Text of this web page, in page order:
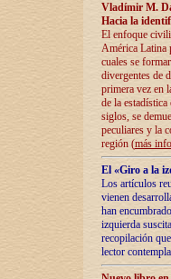
Vladímir M.
Hacia la
El enfoque
América Latina
cuales se
divergentes de
primera vez en
de la
siglos, se
peculiares y la
región (más
El «Giro a la
Los artículos
vienen
han
izquierda
recopilación
lector